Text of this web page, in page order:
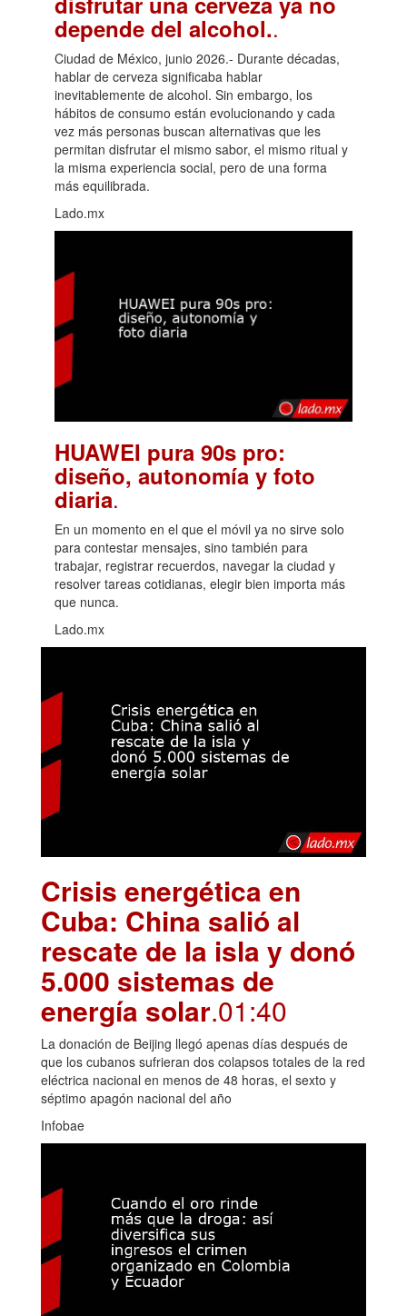
depende del alcohol..
Ciudad de México, junio 2026.- Durante décadas,
hablar de cerveza significaba hablar
inevitablemente de alcohol. Sin embargo, los
hábitos de consumo están evolucionando y cada
vez más personas buscan alternativas que les
permitan disfrutar el mismo sabor, el mismo ritual y
la misma experiencia social, pero de una forma
más equilibrada.
Lado.mx
HUAWEI pura 90s pro:
diseño, autonomía y foto
diaria.
En un momento en el que el móvil ya no sirve solo
para contestar mensajes, sino también para
trabajar, registrar recuerdos, navegar la ciudad y
resolver tareas cotidianas, elegir bien importa más
que nunca.
Lado.mx
Crisis energética en
Cuba: China salió al
rescate de la isla y donó
5.000 sistemas de
energía solar.01:40
La donación de Beijing llegó apenas días después de
que los cubanos sufrieran dos colapsos totales de la red
eléctrica nacional en menos de 48 horas, el sexto y
séptimo apagón nacional del año
Infobae